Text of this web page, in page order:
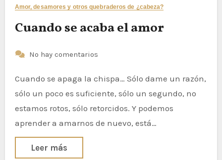
Amor, desamores y otros quebraderos de ¿cabeza?
Cuando se acaba el amor
No hay comentarios
Cuando se apaga la chispa… Sólo dame un razón,
sólo un poco es suficiente, sólo un segundo, no
estamos rotos, sólo retorcidos. Y podemos
aprender a amarnos de nuevo, está…
Leer más